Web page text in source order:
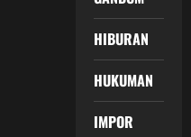
HIBURAN
HUKUMAN
IMPOR